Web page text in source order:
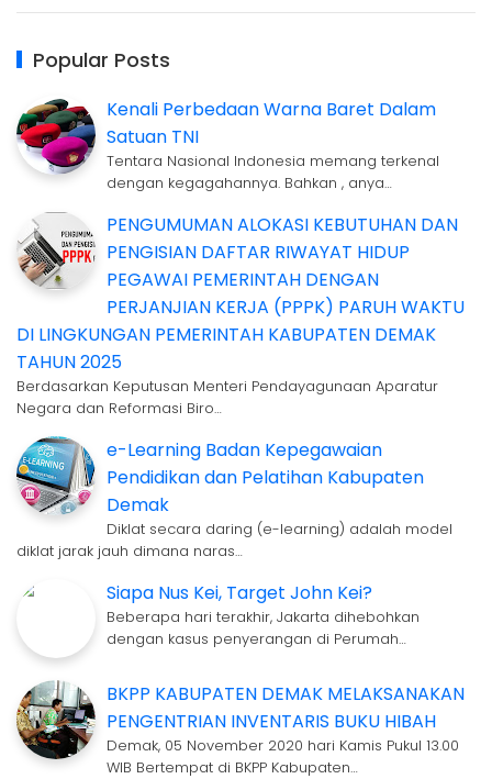
Popular Posts
Kenali Perbedaan Warna Baret Dalam
Satuan TNI
Tentara Nasional Indonesia memang terkenal
dengan kegagahannya. Bahkan , anya…
PENGUMUMAN ALOKASI KEBUTUHAN DAN
PENGISIAN DAFTAR RIWAYAT HIDUP
PEGAWAI PEMERINTAH DENGAN
PERJANJIAN KERJA (PPPK) PARUH WAKTU
DI LINGKUNGAN PEMERINTAH KABUPATEN DEMAK
TAHUN 2025
Berdasarkan Keputusan Menteri Pendayagunaan Aparatur
Negara dan Reformasi Biro…
e-Learning Badan Kepegawaian
Pendidikan dan Pelatihan Kabupaten
Demak
Diklat secara daring (e-learning) adalah model
diklat jarak jauh dimana naras…
Siapa Nus Kei, Target John Kei?
Beberapa hari terakhir, Jakarta dihebohkan
dengan kasus penyerangan di Perumah…
BKPP KABUPATEN DEMAK MELAKSANAKAN
PENGENTRIAN INVENTARIS BUKU HIBAH
Demak, 05 November 2020 hari Kamis Pukul 13.00
WIB Bertempat di BKPP Kabupaten…